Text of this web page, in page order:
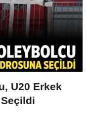
U20 Erkek
Seçildi